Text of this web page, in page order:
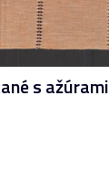
s ažúrami